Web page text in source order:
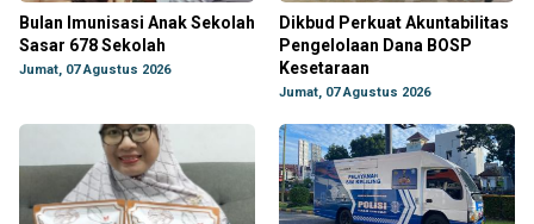
Bulan Imunisasi Anak Sekolah
Sasar 678 Sekolah
Jumat, 07 Agustus 2026
Dikbud Perkuat Akuntabilitas
Pengelolaan Dana BOSP
Kesetaraan
Jumat, 07 Agustus 2026